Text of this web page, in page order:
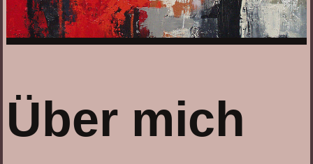
Über mich